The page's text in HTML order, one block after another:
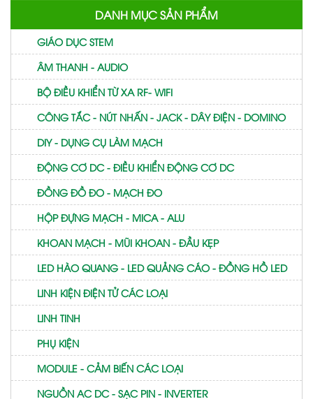
DANH MỤC SẢN PHẨM
GIÁO DỤC STEM
ÂM THANH - AUDIO
BỘ ĐIỀU KHIỂN TỪ XA RF- WIFI
CÔNG TẮC - NÚT NHẤN - JACK - DÂY ĐIỆN - DOMINO
DIY - DỤNG CỤ LÀM MẠCH
ĐỘNG CƠ DC - ĐIỀU KHIỂN ĐỘNG CƠ DC
ĐỒNG ĐỒ ĐO - MẠCH ĐO
HỘP ĐỰNG MẠCH - MICA - ALU
KHOAN MẠCH - MŨI KHOAN - ĐẦU KẸP
LED HÀO QUANG - LED QUẢNG CÁO - ĐỒNG HỒ LED
LINH KIỆN ĐIỆN TỬ CÁC LOẠI
LINH TINH
PHỤ KIỆN
MODULE - CẢM BIẾN CÁC LOẠI
NGUỒN AC DC - SẠC PIN - INVERTER